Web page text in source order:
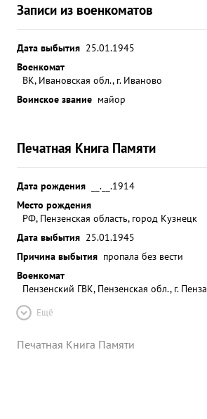
Записи из военкоматов
Дата выбытия 25.01.1945
Военкомат
ВК, Ивановская обл., г. Иваново
Воинское звание майор
Печатная Книга Памяти
Дата рождения
__.__.1914
Место рождения
РФ, Пензенская область, город Кузнецк
Дата выбытия 25.01.1945
Причина выбытия пропала без вести
Военкомат
Пензенский ГВК, Пензенская обл., г. Пенза
Ещё
Печатная Книга Памяти